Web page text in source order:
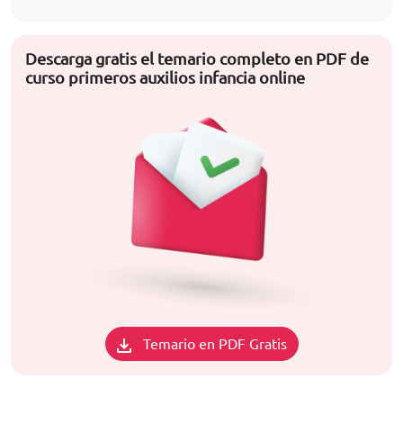
Descarga gratis el temario completo en PDF de
curso primeros auxilios infancia online
Temario en PDF Gratis